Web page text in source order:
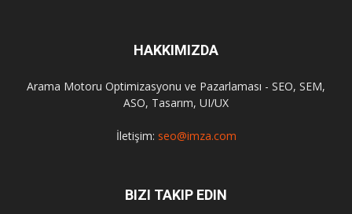
HAKKIMIZDA
Arama Motoru Optimizasyonu ve Pazarlaması - SEO, SEM,
ASO, Tasarım, UI/UX
İletişim: seo@imza.com
BIZI TAKIP EDIN